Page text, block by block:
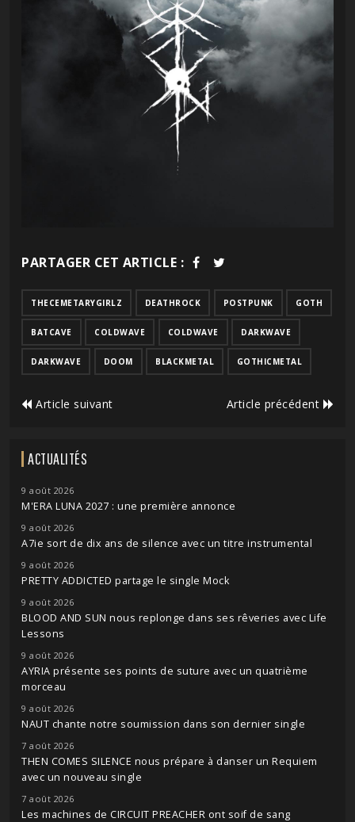
PARTAGER CET ARTICLE :
THECEMETARYGIRLZ DEATHROCK POSTPUNK GOTH
BATCAVE COLDWAVE COLDWAVE DARKWAVE
DARKWAVE DOOM BLACKMETAL GOTHICMETAL
Article suivant Article précédent
ACTUALITÉS
9 août 2026
M'ERA LUNA 2027 : une première annonce
9 août 2026
A7ie sort de dix ans de silence avec un titre instrumental
9 août 2026
PRETTY ADDICTED partage le single Mock
9 août 2026
BLOOD AND SUN nous replonge dans ses rêveries avec Life
Lessons
9 août 2026
AYRIA présente ses points de suture avec un quatrième
morceau
9 août 2026
NAUT chante notre soumission dans son dernier single
7 août 2026
THEN COMES SILENCE nous prépare à danser un Requiem
avec un nouveau single
7 août 2026
Les machines de CIRCUIT PREACHER ont soif de sang